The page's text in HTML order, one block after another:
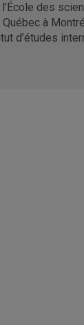
l’École des
Québec à
d’études